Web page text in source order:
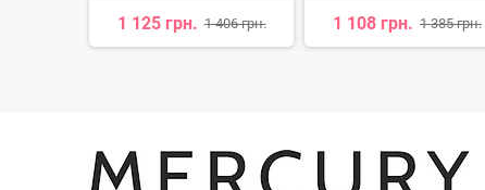
1 125 грн. 1 406 грн. 1 108 грн. 1 385 грн.